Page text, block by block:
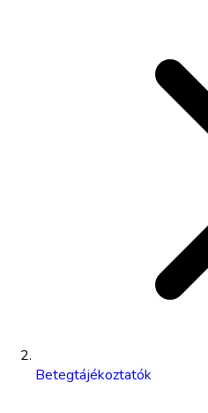
Betegtájékoztatók